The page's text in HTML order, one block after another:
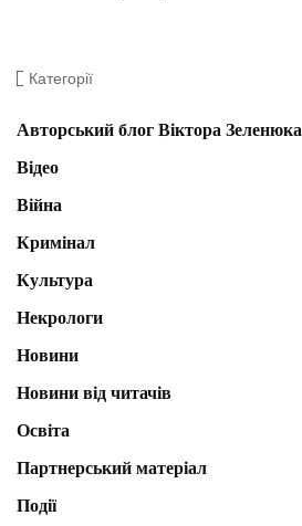
Категорії
Авторський блог Віктора Зеленюка
Відео
Війна
Кримінал
Культура
Некрологи
Новини
Новини від читачів
Освіта
Партнерський матеріал
Події